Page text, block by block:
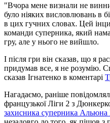
"Вчора мене визнали не
було ніяких висловлювань в
в цих гучних словах. Цей
команди суперника, який
гру, але у нього не вийшло.
І після гри він сказав, що я
придумав все, я не розумію.
сказав Ігнатенко в коментарі
Нагадаємо, раніше
французької Ліги 2 з
захисника суперника Альюна